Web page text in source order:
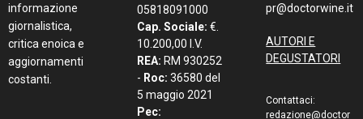
informazione
giornalistica,
critica enoica e
aggiornamenti
costanti.
05818091000
Cap. Sociale: €.
10.200,00 I.V.
REA: RM 930252
- Roc: 36580 del
5 maggio 2021
Pec:
pr@doctorwine.it
AUTORI E
DEGUSTATORI
Contattaci:
redazione@doctor